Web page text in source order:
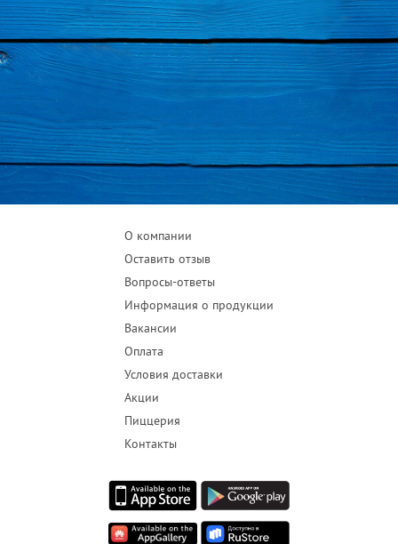
О компании
Оставить отзыв
Вопросы-ответы
Информация о продукции
Вакансии
Оплата
Условия доставки
Акции
Пиццерия
Контакты